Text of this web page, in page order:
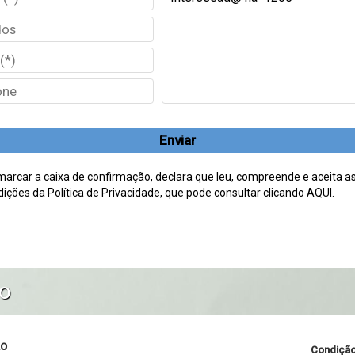
Enviar
a caixa de confirmação, declara que leu, compreende e aceita
da Política de Privacidade, que pode consultar clicando AQUI.